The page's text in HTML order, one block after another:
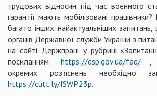
трудових відносин під час воєнного
гарантії мають мобілізовані
багато інших найактуальніших
органів Державної служби України з
на сайті Держпраці у рубриці
посиланням: https://dsp.gov.ua/faq/,
окремих роз’яснень необхідно
https://cutt.ly/ISWP23p.